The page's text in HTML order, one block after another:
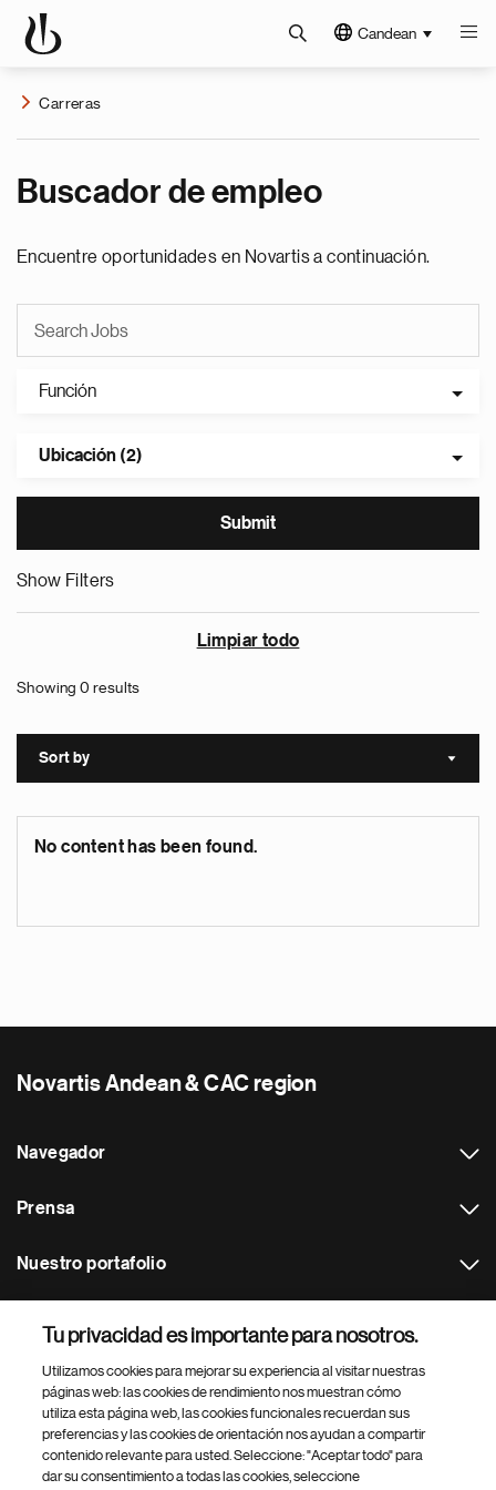
Candean
Carreras
Buscador de empleo
Encuentre oportunidades en Novartis a continuación.
Función
Ubicación (2)
Show Filters
Limpiar todo
Showing 0 results
Sort by Sort
No content has been found.
Novartis Andean & CAC region
Navegador
Prensa
Nuestro portafolio
Footer Site Search
Tu privacidad es importante para nosotros.
Utilizamos cookies para mejorar su experiencia al visitar nuestras
páginas web: las cookies de rendimiento nos muestran cómo
utiliza esta página web, las cookies funcionales recuerdan sus
preferencias y las cookies de orientación nos ayudan a compartir
contenido relevante para usted. Seleccione: "Aceptar todo" para
dar su consentimiento a todas las cookies, seleccione